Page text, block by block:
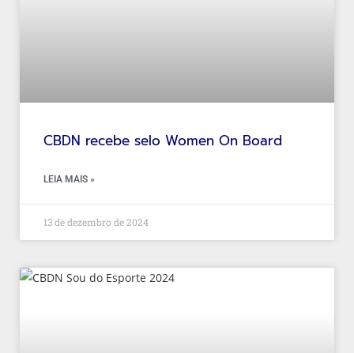
CBDN recebe selo Women On Board
LEIA MAIS »
13 de dezembro de 2024